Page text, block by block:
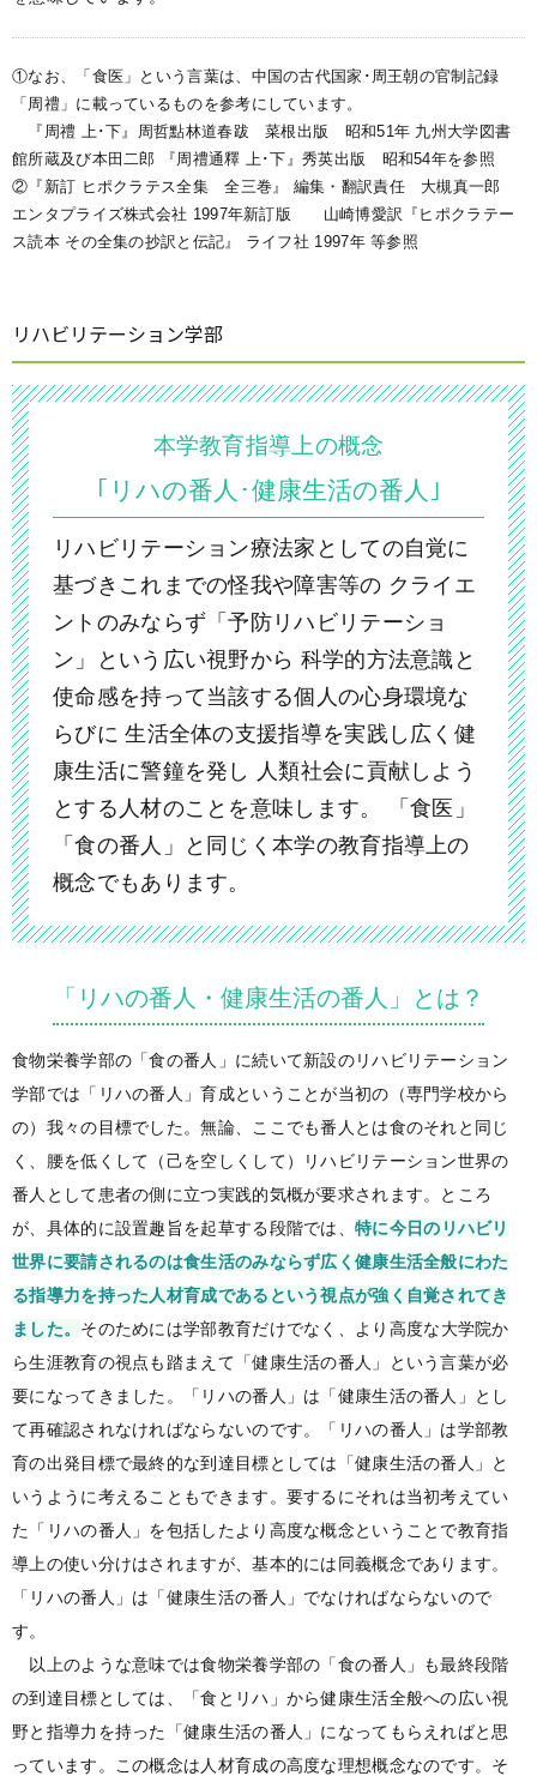
①なお、「食医」という言葉は、中国の古代国家･周王朝の官制記録
「周禮」に載っているものを参考にしています。
『周禮 上･下』周哲點林道春跋 菜根出版 昭和51年 九州大学図書
館所蔵及び本田二郎 『周禮通釋 上･下』秀英出版 昭和54年を参照
②『新訂 ヒポクラテス全集 全三巻』 編集・翻訳責任 大槻真一郎
エンタプライズ株式会社 1997年新訂版 山崎博愛訳『ヒポクラテー
ス読本 その全集の抄訳と伝記』 ライフ社 1997年 等参照
リハビリテーション学部
本学教育指導上の概念
｢リハの番人･健康生活の番人｣
リハビリテーション療法家としての自覚に
基づきこれまでの怪我や障害等の クライエ
ントのみならず「予防リハビリテーショ
ン」という広い視野から 科学的方法意識と
使命感を持って当該する個人の心身環境な
らびに 生活全体の支援指導を実践し広く健
康生活に警鐘を発し 人類社会に貢献しよう
とする人材のことを意味します。
「食医」
「食の番人」と同じく本学の教育指導上の
概念でもあります。
「リハの番人・健康生活の番人」とは？
食物栄養学部の「食の番人」に続いて新設のリハビリテーション
学部では「リハの番人」育成ということが当初の（専門学校から
の）我々の目標でした。無論、ここでも番人とは食のそれと同じ
く、腰を低くして（己を空しくして）リハビリテーション世界の
番人として患者の側に立つ実践的気概が要求されます。ところ
が、具体的に設置趣旨を起草する段階では、特に今日のリハビリ
世界に要請されるのは食生活のみならず広く健康生活全般にわた
る指導力を持った人材育成であるという視点が強く自覚されてき
ました。 そのためには学部教育だけでなく、より高度な大学院か
ら生涯教育の視点も踏まえて「健康生活の番人」という言葉が必
要になってきました。「リハの番人」は「健康生活の番人」とし
て再確認されなければならないのです。「リハの番人」は学部教
育の出発目標で最終的な到達目標としては「健康生活の番人」と
いうように考えることもできます。要するにそれは当初考えてい
た「リハの番人」を包括したより高度な概念ということで教育指
導上の使い分けはされますが、基本的には同義概念であります。
「リハの番人」は「健康生活の番人」でなければならないので
す。
以上のような意味では食物栄養学部の「食の番人」も最終段階
の到達目標としては、「食とリハ」から健康生活全般への広い視
野と指導力を持った「健康生活の番人」になってもらえればと思
っています。この概念は人材育成の高度な理想概念なのです。そ